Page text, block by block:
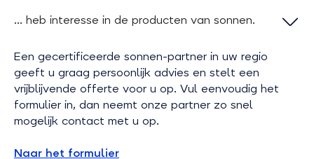
... heb interesse in de producten van sonnen.
Een gecertificeerde sonnen-partner in uw regio
geeft u graag persoonlijk advies en stelt een
vrijblijvende offerte voor u op. Vul eenvoudig het
formulier in, dan neemt onze partner zo snel
mogelijk contact met u op.
Naar het formulier